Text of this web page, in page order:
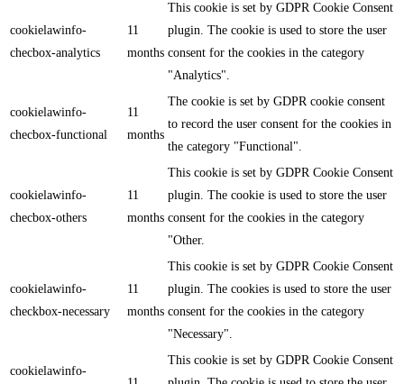
cookielawinfo-
checbox-analytics
11
months
This cookie is set by GDPR Cookie Consent
plugin. The cookie is used to store the user
consent for the cookies in the category
"Analytics".
cookielawinfo-
checbox-functional
11
months
The cookie is set by GDPR cookie consent
to record the user consent for the cookies in
the category "Functional".
cookielawinfo-
checbox-others
11
months
This cookie is set by GDPR Cookie Consent
plugin. The cookie is used to store the user
consent for the cookies in the category
"Other.
cookielawinfo-
checkbox-necessary
11
months
This cookie is set by GDPR Cookie Consent
plugin. The cookies is used to store the user
consent for the cookies in the category
"Necessary".
cookielawinfo-
This cookie is set by GDPR Cookie Consent